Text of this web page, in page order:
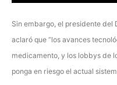
Sin embargo, el presidente del
aclaró que “los avances
medicamento, y los lobbys de
ponga en riesgo el actual